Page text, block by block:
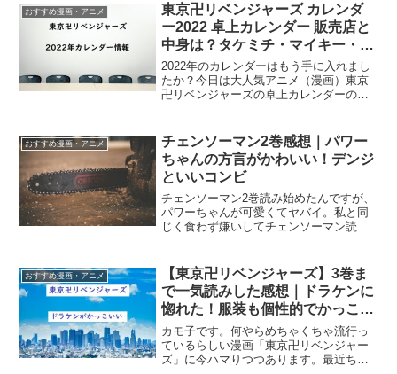
があれでは次回9話を見...
おすすめ漫画・アニメ
東京卍リベンジャーズ カレンダ
ー2022 卓上カレンダー 販売店と
中身は？タケミチ・マイキー・ド
ラケン？
2022年のカレンダーはもう手に入れまし
たか？今日は大人気アニメ（漫画）東京
卍リベンジャーズの卓上カレンダーのご
京リベンジャーズ デスクカレンダー
2022』机に...
おすすめ漫画・アニメ
チェンソーマン2巻感想｜パワー
ちゃんの方言がかわいい！デンジ
といいコンビ
チェンソーマン2巻読み始めたんですが、
パワーちゃんが可愛くてヤバイ。私と同
じく食わず嫌いしてチェンソーマン読ん
と思うんで。そんな2巻の感想。チェンソ
ーマン2巻感想チェ...
おすすめ漫画・アニメ
【東京卍リベンジャーズ】3巻ま
で一気読みした感想｜ドラケンに
惚れた！服装も個性的でかっこい
い
カモ子です。何やらめちゃくちゃ流行っ
ているらしい漫画「東京卍リベンジャー
ズ」に今ハマりつつあります。最近ちょ